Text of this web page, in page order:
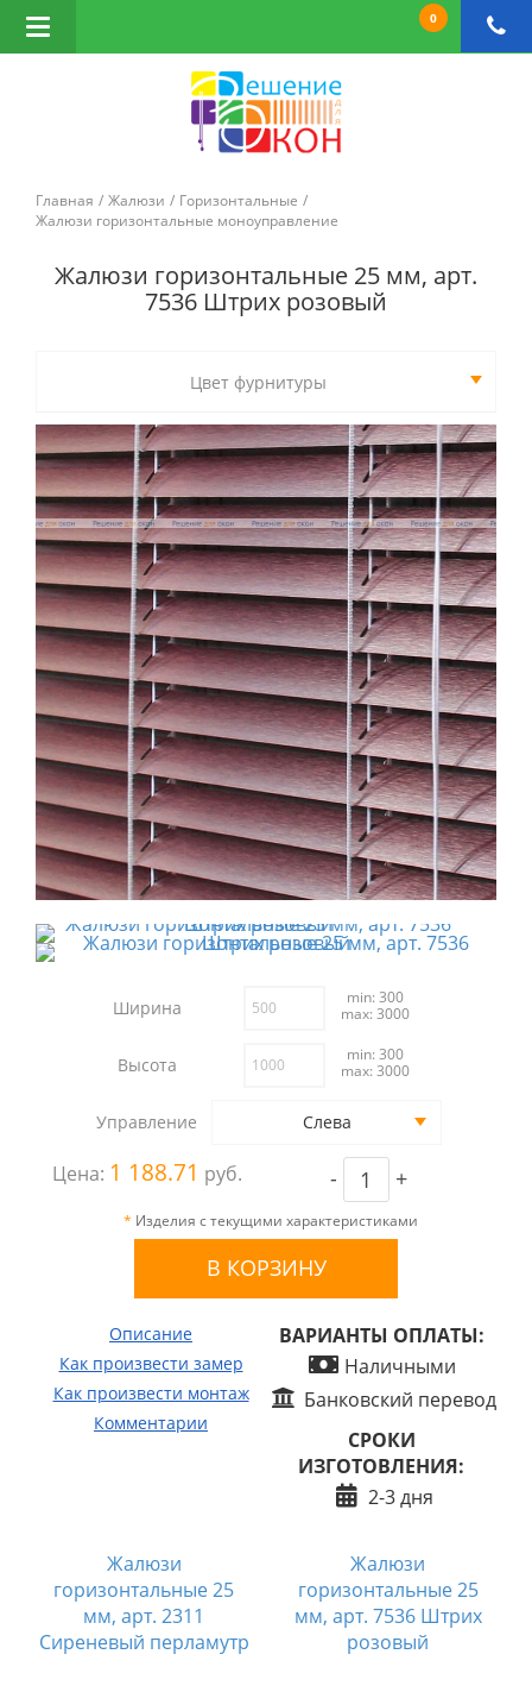
0
Открыть
навигацию
Главная Жалюзи
Горизонтальные
Жалюзи горизонтальные моноуправление
Жалюзи горизонтальные 25 мм, арт.
7536 Штрих розовый
Цвет фурнитуры
Ширина
min: 300
max: 3000
Высота
min: 300
max: 3000
Управление Слева
Цена: 1 188.71 руб. - +
* Изделия с текущими характеристиками
Описание
Как произвести замер
Как произвести монтаж
Комментарии
ВАРИАНТЫ ОПЛАТЫ:
Наличными
Банковский перевод
СРОКИ
ИЗГОТОВЛЕНИЯ:
2-3 дня
Жалюзи
горизонтальные 25
мм, арт. 2311
Сиреневый перламутр
Жалюзи
горизонтальные 25
мм, арт. 7536 Штрих
розовый